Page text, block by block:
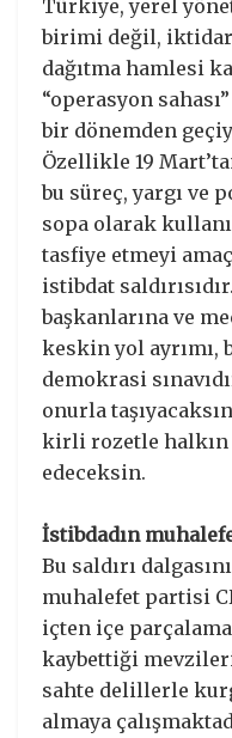
Türkiye, yerel
birimi değil,
dağıtma hamlesi
“operasyon
bir dönemden
Özellikle 19
bu süreç, yargı ve
sopa olarak
tasfiye etmeyi
istibdat
başkanlarına ve
keskin yol ayrımı,
demokrasi
onurla
kirli rozetle
edeceksin.
İstibdadın
​Bu saldırı
muhalefet partisi
içten içe
kaybettiği
sahte delillerle
almaya